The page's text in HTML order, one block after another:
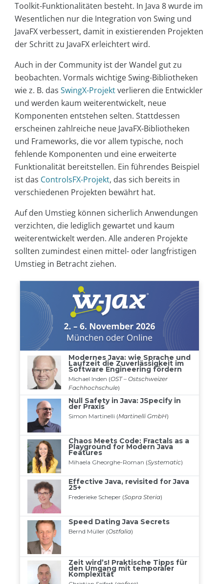
Toolkit-Funktionalitäten besteht. In Java 8 wurde im
Wesentlichen nur die Integration von Swing und
JavaFX verbessert, damit in existierenden Projekten
der Schritt zu JavaFX erleichtert wird.
Auch in der Community ist der Wandel gut zu
beobachten. Vormals wichtige Swing-Bibliotheken
wie z. B. das SwingX-Projektverlieren die Entwickler
und werden kaum weiterentwickelt, neue
Komponenten entstehen selten. Stattdessen
erscheinen zahlreiche neue JavaFX-Bibliotheken
und Frameworks, die vor allem typische, noch
fehlende Komponenten und eine erweiterte
Funktionalität bereitstellen. Ein führendes Beispiel
ist das ControlsFX-Projekt, das sich bereits in
verschiedenen Projekten bewährt hat.
Auf den Umstieg können sicherlich Anwendungen
verzichten, die lediglich gewartet und kaum
weiterentwickelt werden. Alle anderen Projekte
sollten zumindest einen mittel- oder langfristigen
Umstieg in Betracht ziehen.